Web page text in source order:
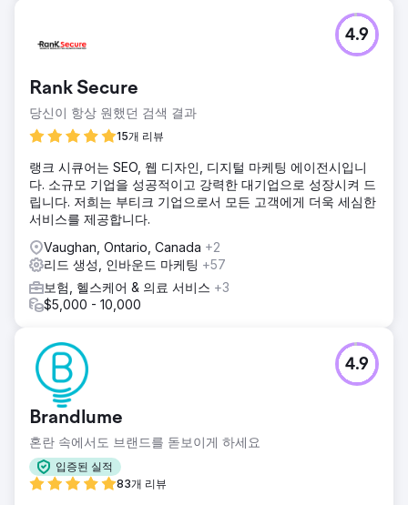
Rank Secure
당신이 항상 원했던 검색 결과
15개 리뷰
4.9
랭크 시큐어는 SEO, 웹 디자인, 디지털 마케팅 에이전시입니
다. 소규모 기업을 성공적이고 강력한 대기업으로 성장시켜 드
립니다. 저희는 부티크 기업으로서 모든 고객에게 더욱 세심한
서비스를 제공합니다.
Vaughan, Ontario, Canada +2
리드 생성, 인바운드 마케팅 +57
보험, 헬스케어 & 의료 서비스 +3
$5,000 - 10,000
Brandlume
혼란 속에서도 브랜드를 돋보이게 하세요
입증된 실적
83개 리뷰
4.9